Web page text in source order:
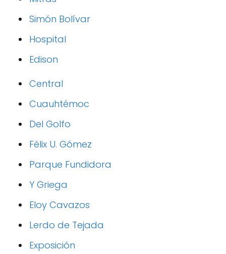
Simón Bolívar
Hospital
Edison
Central
Cuauhtémoc
Del Golfo
Félix U. Gómez
Parque Fundidora
Y Griega
Eloy Cavazos
Lerdo de Tejada
Exposición